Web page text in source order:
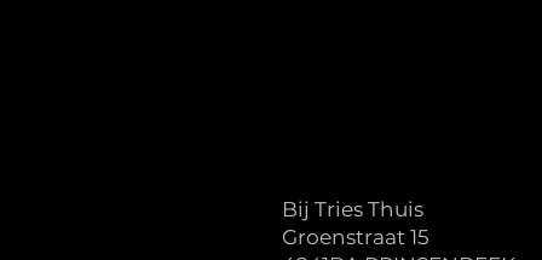
Bij Tries Thuis
Groenstraat 15